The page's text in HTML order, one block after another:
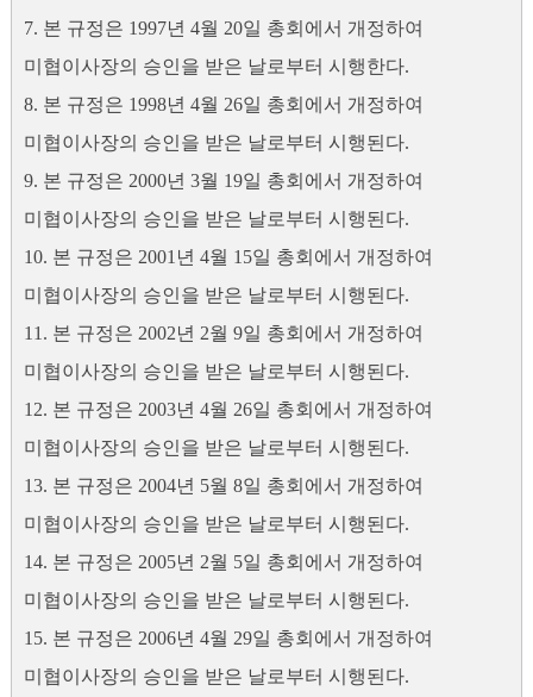
7. 본 규정은 1997년 4월 20일 총회에서 개정하여
미협이사장의 승인을 받은 날로부터 시행한다.
8. 본 규정은 1998년 4월 26일 총회에서 개정하여
미협이사장의 승인을 받은 날로부터 시행된다.
9. 본 규정은 2000년 3월 19일 총회에서 개정하여
미협이사장의 승인을 받은 날로부터 시행된다.
10. 본 규정은 2001년 4월 15일 총회에서 개정하여
미협이사장의 승인을 받은 날로부터 시행된다.
11. 본 규정은 2002년 2월 9일 총회에서 개정하여
미협이사장의 승인을 받은 날로부터 시행된다.
12. 본 규정은 2003년 4월 26일 총회에서 개정하여
미협이사장의 승인을 받은 날로부터 시행된다.
13. 본 규정은 2004년 5월 8일 총회에서 개정하여
미협이사장의 승인을 받은 날로부터 시행된다.
14. 본 규정은 2005년 2월 5일 총회에서 개정하여
미협이사장의 승인을 받은 날로부터 시행된다.
15. 본 규정은 2006년 4월 29일 총회에서 개정하여
미협이사장의 승인을 받은 날로부터 시행된다.